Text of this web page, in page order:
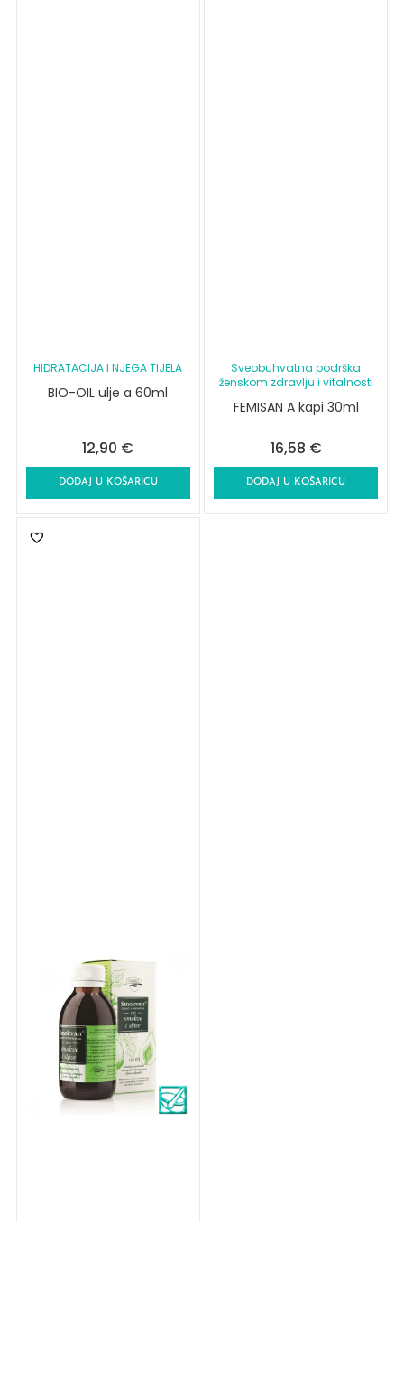
HIDRATACIJA I NJEGA TIJELA
BIO-OIL ulje a 60ml
12,90 €
DODAJ U KOŠARICU
Sveobuhvatna podrška
ženskom zdravlju i vitalnosti
FEMISAN A kapi 30ml
16,58 €
DODAJ U KOŠARICU